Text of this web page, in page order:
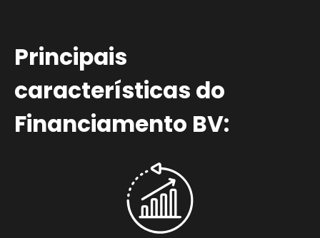
Principais
características do
Financiamento BV: